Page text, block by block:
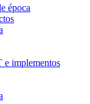
época
e implementos